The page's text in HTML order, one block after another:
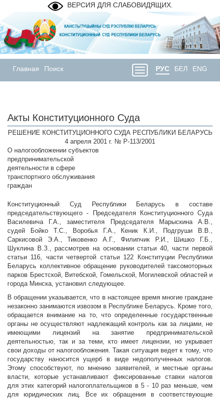
ВЕРСИЯ ДЛЯ СЛАБОВИДЯЩИХ.
Главная Поиск РУС БЕЛ ENG
Акты Конституционного Суда
РЕШЕНИЕ КОНСТИТУЦИОННОГО СУДА РЕСПУБЛИКИ БЕЛАРУСЬ
4 апреля 2001 г. № Р-113/2001
О налогообложении субъектов
предпринимательской
деятельности в сфере
транспортного обслуживания
граждан
Конституционный Суд Республики Беларусь в составе
председательствующего - Председателя Конституционного Суда
Василевича Г.А., заместителя Председателя Марыскина А.В.,
судей Бойко Т.С., Воробья Г.А., Кеник К.И., Подгруши В.В.,
Саркисовой Э.А., Тиковенко А.Г., Филипчик Р.И., Шишко Г.Б.,
Шуклина В.З., рассмотрев на основании статьи 40, части первой
статьи 116, части четвертой статьи 122 Конституции Республики
Беларусь коллективное обращение руководителей таксомоторных
парков Брестской, Витебской, Гомельской, Могилевской областей и
города Минска, установил следующее.
В обращении указывается, что в настоящее время многие граждане
незаконно занимаются извозом в Республике Беларусь. Кроме того,
обращается внимание на то, что определенные государственные
органы не осуществляют надлежащий контроль как за лицами, не
имеющими лицензий на занятие предпринимательской
деятельностью, так и за теми, кто имеет лицензии, но укрывает
свои доходы от налогообложения. Такая ситуация ведет к тому, что
государству наносится ущерб в виде недополученных налогов.
Этому способствуют, по мнению заявителей, и местные органы
власти, которые устанавливают фиксированные ставки налогов
для этих категорий налогоплательщиков в 5 - 10 раз меньше, чем
для юридических лиц. Все их обращения в соответствующие